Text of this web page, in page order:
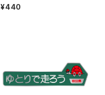
¥440